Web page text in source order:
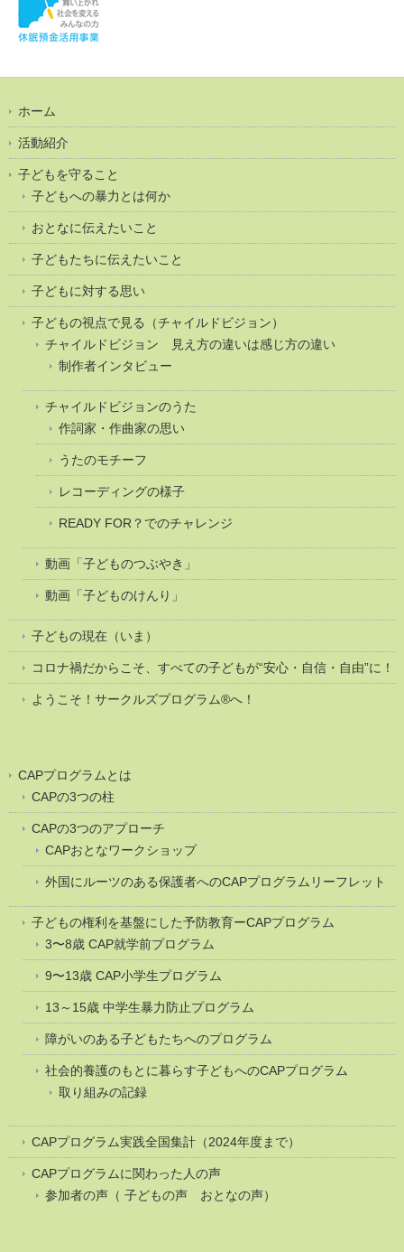
ホーム
活動紹介
子どもを守ること
子どもへの暴力とは何か
おとなに伝えたいこと
子どもたちに伝えたいこと
子どもに対する思い
子どもの視点で見る（チャイルドビジョン）
チャイルドビジョン 見え方の違いは感じ方の違い
制作者インタビュー
チャイルドビジョンのうた
作詞家・作曲家の思い
うたのモチーフ
レコーディングの様子
READY FOR？でのチャレンジ
動画「子どものつぶやき」
動画「子どものけんり」
子どもの現在（いま）
コロナ禍だからこそ、すべての子どもが“安心・自信・自由”に！
ようこそ！サークルズプログラム®へ！
CAPプログラムとは
CAPの3つの柱
CAPの3つのアプローチ
CAPおとなワークショップ
外国にルーツのある保護者へのCAPプログラムリーフレット
子どもの権利を基盤にした予防教育ーCAPプログラム
3〜8歳 CAP就学前プログラム
9〜13歳 CAP小学生プログラム
13～15歳 中学生暴力防止プログラム
障がいのある子どもたちへのプログラム
社会的養護のもとに暮らす子どもへのCAPプログラム
取り組みの記録
CAPプログラム実践全国集計（2024年度まで）
CAPプログラムに関わった人の声
参加者の声（ 子どもの声 おとなの声）